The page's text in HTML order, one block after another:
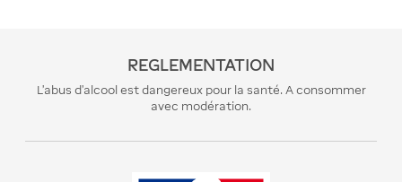
REGLEMENTATION
L’abus d’alcool est dangereux pour la santé. A consommer
avec modération.